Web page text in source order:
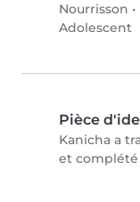
Nourrisson •
Adolescent
Pièce
Kanicha a
et